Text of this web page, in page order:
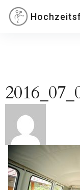
Inhalte
überspringen